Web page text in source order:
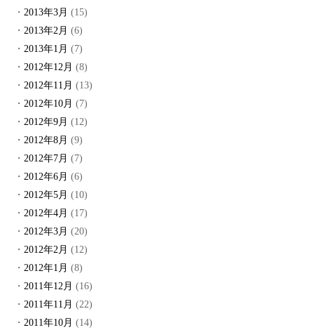
2013年3月 (15)
2013年2月 (6)
2013年1月 (7)
2012年12月 (8)
2012年11月 (13)
2012年10月 (7)
2012年9月 (12)
2012年8月 (9)
2012年7月 (7)
2012年6月 (6)
2012年5月 (10)
2012年4月 (17)
2012年3月 (20)
2012年2月 (12)
2012年1月 (8)
2011年12月 (16)
2011年11月 (22)
2011年10月 (14)